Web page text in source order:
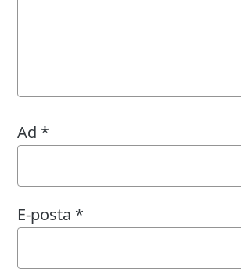
Ad *
E-posta *